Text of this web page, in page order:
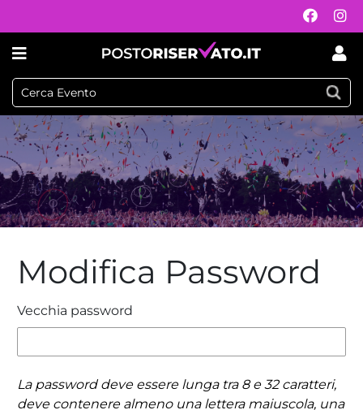
Modifica Password
Vecchia password
La password deve essere lunga tra 8 e 32 caratteri,
deve contenere almeno una lettera maiuscola, una